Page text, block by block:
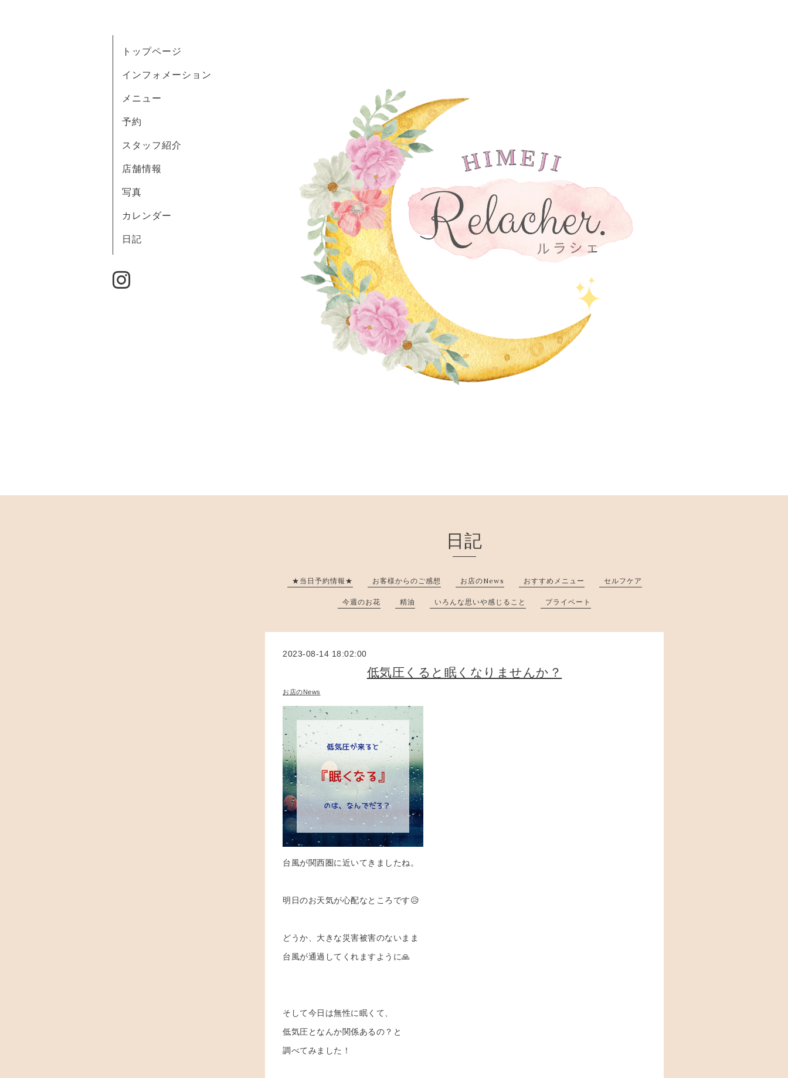
トップページ
インフォメーション
メニュー
予約
スタッフ紹介
店舗情報
写真
カレンダー
日記
日記
★当日予約情報★ お客様からのご感想 お店のNews おすすめメニュー セルフケア
今週のお花 精油 いろんな思いや感じること プライベート
2023-08-14 18:02:00
低気圧くると眠くなりませんか？
お店のNews
台風が関西圏に近いてきましたね。
明日のお天気が心配なところです😥
どうか、大きな災害被害のないまま
台風が通過してくれますように🙏
そして今日は無性に眠くて、
低気圧となんか関係あるの？と
調べてみました！